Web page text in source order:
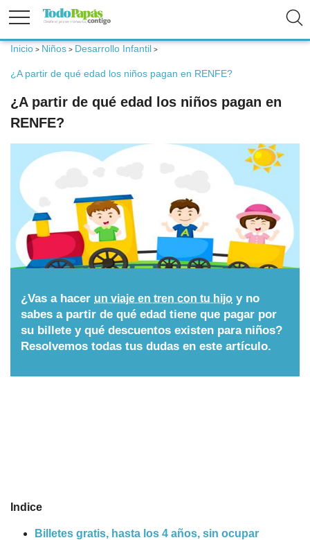
Embarazo
Niños
Padres
Nombres
Cuentos
Inicio > Niños > Desarrollo Infantil >
¿A partir de qué edad los niños pagan en RENFE?
¿A partir de qué edad los niños pagan en
RENFE?
¿Vas a hacer un viaje en tren con tu hijo y no
sabes a partir de qué edad tiene que pagar por
su billete y qué descuentos existen para niños?
Resolvemos todas tus dudas en este artículo.
Indice
Billetes gratis, hasta los 4 años, sin ocupar